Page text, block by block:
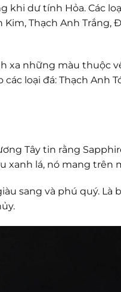
khi dư tính Hỏa. Các
Thạch Anh Trắng,
xa những màu thuộc
loại đá: Thạch Anh
Tây tin rằng
xanh lá, nó mang trên
sang và phú quý.